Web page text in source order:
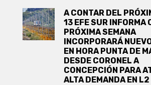
A CONTAR DEL
13 EFE SUR INFORMA
PRÓXIMA SEMANA
INCORPORARÁ
EN HORA PUNTA DE
DESDE CORONEL A
CONCEPCIÓN PARA
ALTA DEMANDA EN L2